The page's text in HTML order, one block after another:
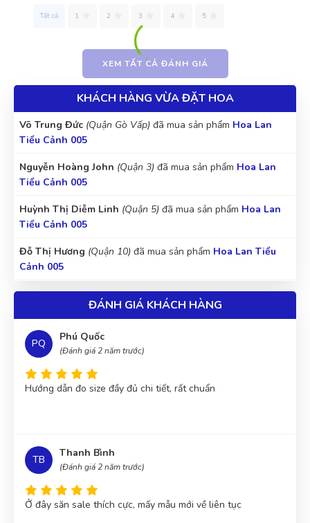
Tất cả 1 2 3 4 5
XEM TẤT CẢ ĐÁNH GIÁ
KHÁCH HÀNG VỪA ĐẶT HOA
Tiểu Cảnh 005
(Quận Bình Thạnh)
Hoa Lan Tiểu Cảnh 005
Nguyễn Hoàng Tố My (Quận 7) đã mua sản phẩm Hoa Lan
Tiểu Cảnh 005
Võ Trung Đức (Quận Gò Vấp) đã mua sản phẩm Hoa Lan
Tiểu Cảnh 005
Nguyễn Hoàng John (Quận 3) đã mua sản phẩm Hoa Lan
Tiểu Cảnh 005
Huỳnh Thị Diễm Linh (Quận 5) đã mua sản phẩm Hoa Lan
Tiểu Cảnh 005
Đỗ Thị Hương (Quận 10) đã mua sản phẩm Hoa Lan Tiểu
Cảnh 005
Lê Thị Minh Phượng (Huyện Nghĩa Đàn) đã mua sản phẩm
Hoa Lan Tiểu Cảnh 005
Nguyễn Thị Trang
Tiểu Cảnh 005
Nguyễn Huỳnh Như
Hoa Lan Tiểu Cảnh 005
Võ Trung Đức (Quận Gò Vấp)
Tiểu Cảnh 005
ĐÁNH GIÁ KHÁCH HÀNG
muốn mua hàng chuẩn sịn phải mua ở đây, nhiều bên lương
lẹo còn ở đây mua lần 3 rồi rất ok
TH
Tô Hóa
(Đánh giá 2 năm trước)
NÝ
Như Ý
Phục vụ đúng hẹn, đúng giờ. Phong cách chuyên nghiệp
PQ
Phú Quốc
(Đánh giá 2 năm trước)
Hướng dẫn đo size đầy đủ chi tiết, rất chuẩn
TB
Thanh Bình
(Đánh giá 2 năm trước)
Ở đây săn sale thích cực, mấy mẫu mới về liên tục